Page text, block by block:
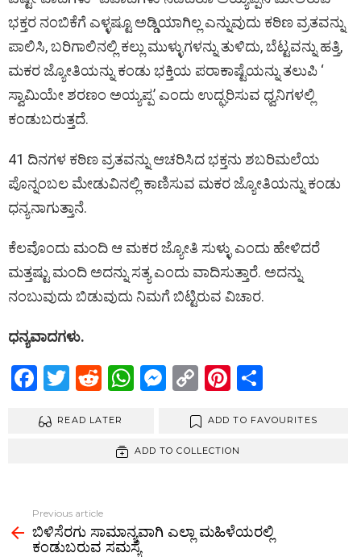
ಭಕ್ತರ ನಂಬಿಕೆಗೆ ಎಳ್ಳಷ್ಟೂ ಅಡ್ಡಿಯಾಗಿಲ್ಲ ಎನ್ನುವುದು ಕಠಿಣ ವ್ರತವನ್ನು
ಪಾಲಿಸಿ, ಬರಿಗಾಲಿನಲ್ಲಿ ಕಲ್ಲು ಮುಳ್ಳುಗಳನ್ನು ತುಳಿದು, ಬೆಟ್ಟವನ್ನು ಹತ್ತಿ,
ಮಕರ ಜ್ಯೋತಿಯನ್ನು ಕಂಡು ಭಕ್ತಿಯ ಪರಾಕಾಷ್ಟೆಯನ್ನು ತಲುಪಿ ‘
ಸ್ವಾಮಿಯೇ ಶರಣಂ ಅಯ್ಯಪ್ಪ’ ಎಂದು ಉದ್ಘರಿಸುವ ಧ್ವನಿಗಳಲ್ಲಿ
ಕಂಡುಬರುತ್ತದೆ.
41 ದಿನಗಳ ಕಠಿಣ ವ್ರತವನ್ನು ಆಚರಿಸಿದ ಭಕ್ತನು ಶಬರಿಮಲೆಯ
ಪೊನ್ನಂಬಲ ಮೇಡುವಿನಲ್ಲಿ ಕಾಣಿಸುವ ಮಕರ ಜ್ಯೋತಿಯನ್ನು ಕಂಡು
ಧನ್ಯನಾಗುತ್ತಾನೆ.
ಕೆಲವೊಂದು ಮಂದಿ ಆ ಮಕರ ಜ್ಯೋತಿ ಸುಳ್ಳು ಎಂದು ಹೇಳಿದರೆ
ಮತ್ತಷ್ಟು ಮಂದಿ ಅದನ್ನು ಸತ್ಯ ಎಂದು ವಾದಿಸುತ್ತಾರೆ. ಅದನ್ನು
ನಂಬುವುದು ಬಿಡುವುದು ನಿಮಗೆ ಬಿಟ್ಟಿರುವ ವಿಚಾರ.
ಧನ್ಯವಾದಗಳು.
F
ce
o
k
T
tt
R
d
di
W
s
p
M
se
n
C
py
Li
Pi
er
es
ar
READ LATER ADD TO FAVOURITES
ADD TO COLLECTION
more
Previous article
ಬಿಳಿಸೆರಗು ಸಾಮಾನ್ಯವಾಗಿ ಎಲ್ಲಾ ಮಹಿಳೆಯರಲ್ಲಿ
ಕಂಡುಬರುವ ಸಮಸ್ಯೆ